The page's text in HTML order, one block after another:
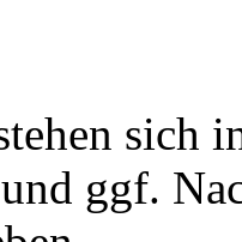
sich
ggf.